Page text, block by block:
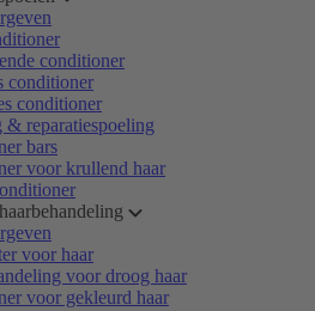
conditioner
conditioner
conditioner
& reparatiespoeling
bars
voor krullend haar
voor haar
voor droog haar
voor gekleurd haar